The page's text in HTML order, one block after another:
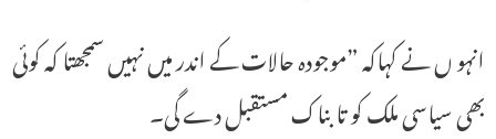
انہو ں نے کہاکہ ”موجودہ حالات کے اندر میں نہیں سمجھتا کہ کوئی
بھی سیاسی ملک کو تابناک مستقبل دے گی۔